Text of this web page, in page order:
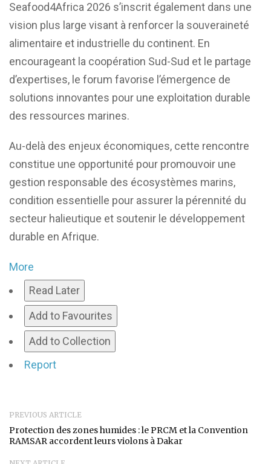
Seafood4Africa 2026 s’inscrit également dans une
vision plus large visant à renforcer la souveraineté
alimentaire et industrielle du continent. En
encourageant la coopération Sud-Sud et le partage
d’expertises, le forum favorise l’émergence de
solutions innovantes pour une exploitation durable
des ressources marines.
Au-delà des enjeux économiques, cette rencontre
constitue une opportunité pour promouvoir une
gestion responsable des écosystèmes marins,
condition essentielle pour assurer la pérennité du
secteur halieutique et soutenir le développement
durable en Afrique.
More
Read Later
Add to Favourites
Add to Collection
Report
PREVIOUS ARTICLE
Protection des zones humides : le PRCM et la Convention
RAMSAR accordent leurs violons à Dakar